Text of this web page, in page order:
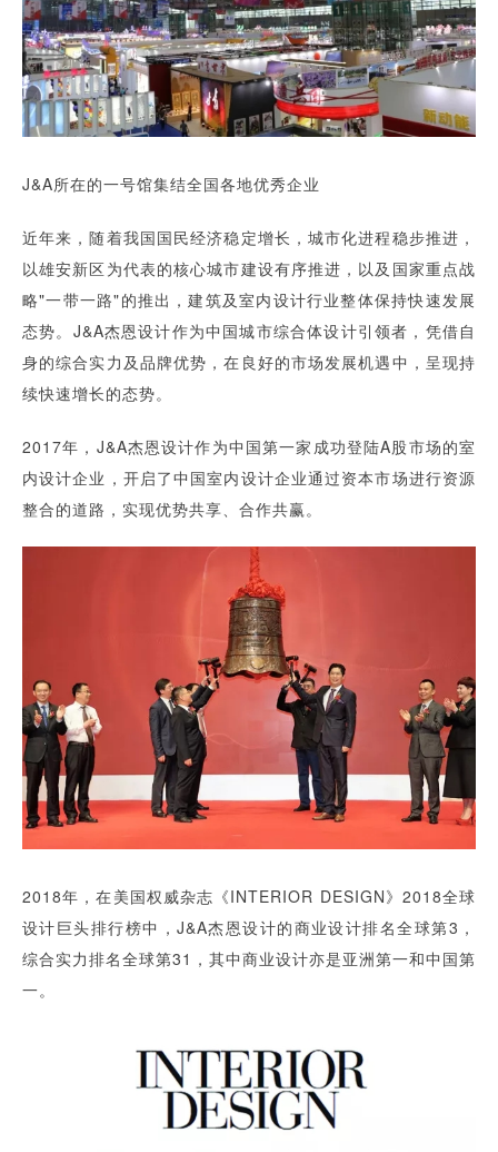
J&A所在的一号馆集结全国各地优秀企业
近年来，随着我国国民经济稳定增长，城市化进程稳步推进，
以雄安新区为代表的核心城市建设有序推进，以及国家重点战
略"一带一路"的推出，建筑及室内设计行业整体保持快速发展
态势。J&A杰恩设计作为中国城市综合体设计引领者，凭借自
身的综合实力及品牌优势，在良好的市场发展机遇中，呈现持
续快速增长的态势。
2017年，J&A杰恩设计作为中国第一家成功登陆A股市场的室
内设计企业，开启了中国室内设计企业通过资本市场进行资源
整合的道路，实现优势共享、合作共赢。
2018年，在美国权威杂志《INTERIOR DESIGN》2018全球
设计巨头排行榜中，J&A杰恩设计的商业设计排名全球第3，
综合实力排名全球第31，其中商业设计亦是亚洲第一和中国第
一。